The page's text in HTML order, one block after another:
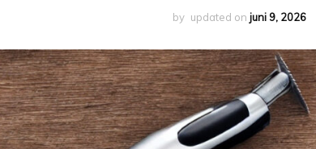
by updated on juni 9, 2026